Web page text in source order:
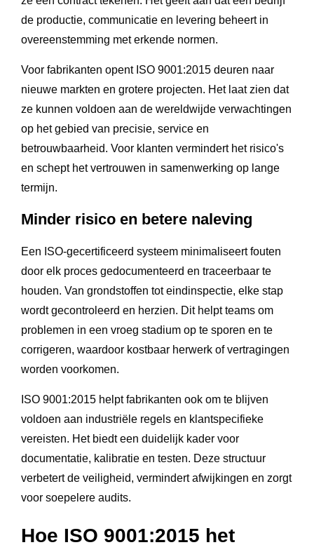
de productie, communicatie en levering beheert in
overeenstemming met erkende normen.
Voor fabrikanten opent ISO 9001:2015 deuren naar
nieuwe markten en grotere projecten. Het laat zien dat
ze kunnen voldoen aan de wereldwijde verwachtingen
op het gebied van precisie, service en
betrouwbaarheid. Voor klanten vermindert het risico's
en schept het vertrouwen in samenwerking op lange
termijn.
Minder risico en betere naleving
Een ISO-gecertificeerd systeem minimaliseert fouten
door elk proces gedocumenteerd en traceerbaar te
houden. Van grondstoffen tot eindinspectie, elke stap
wordt gecontroleerd en herzien. Dit helpt teams om
problemen in een vroeg stadium op te sporen en te
corrigeren, waardoor kostbaar herwerk of vertragingen
worden voorkomen.
ISO 9001:2015 helpt fabrikanten ook om te blijven
voldoen aan industriële regels en klantspecifieke
vereisten. Het biedt een duidelijk kader voor
documentatie, kalibratie en testen. Deze structuur
verbetert de veiligheid, vermindert afwijkingen en zorgt
voor soepelere audits.
Hoe ISO 9001:2015 het